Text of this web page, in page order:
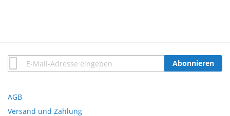
Anmeldung
zum
Abonnieren
AGB
Versand und Zahlung